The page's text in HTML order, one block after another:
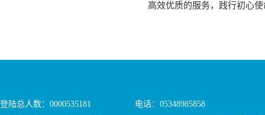
高效优质的服务，践行初心
登陆总人数： 0000535181
电话：05348985858